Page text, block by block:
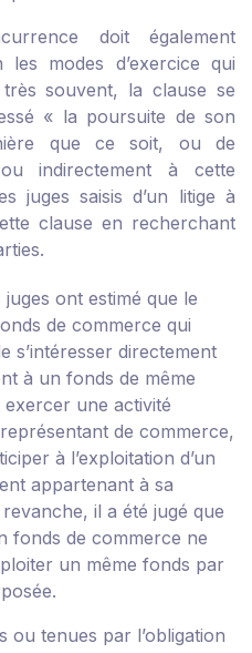
doit également
modes d’exercice qui
souvent, la clause se
« la poursuite de son
que ce soit, ou de
ou indirectement à cette
juges saisis d’un litige à
clause en recherchant
juges ont estimé que le
de commerce qui
s’intéresser directement
à un fonds de même
une activité
de commerce,
à l’exploitation d’un
appartenant à sa
il a été jugé que
fonds de commerce ne
un même fonds par
ou tenues par l’obligation